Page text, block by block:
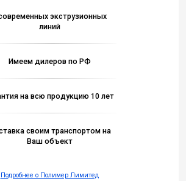
экструзионных
линий
Имеем дилеров по РФ
на всю продукцию 10 лет
своим транспортом на
Ваш объект
Подробнее о Полимер Лимитед